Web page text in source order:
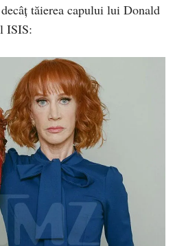
tăierea capului lui Donald
ISIS: